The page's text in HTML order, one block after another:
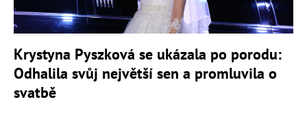
Krystyna Pyszková se ukázala po porodu:
Odhalila svůj největší sen a promluvila o
svatbě